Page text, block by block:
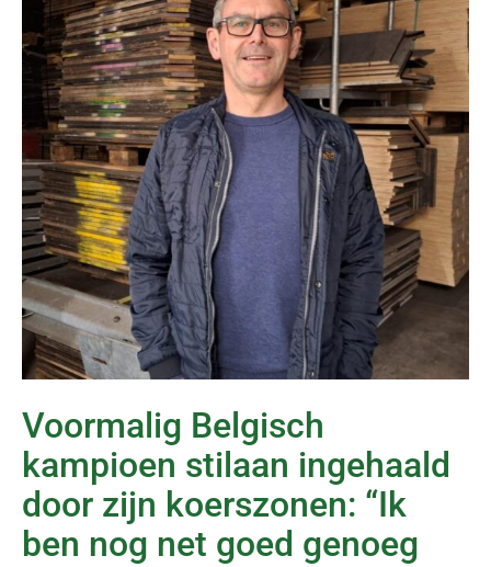
Voormalig Belgisch
kampioen stilaan ingehaald
door zijn koerszonen: “Ik
ben nog net goed genoeg